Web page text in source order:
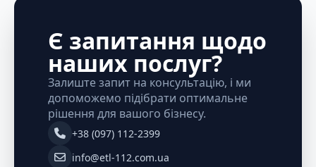
Є запитання щодо
наших послуг?
Залиште запит на консультацію, і ми
допоможемо підібрати оптимальне
рішення для вашого бізнесу.
+38 (097) 112-2399
info@etl-112.com.ua